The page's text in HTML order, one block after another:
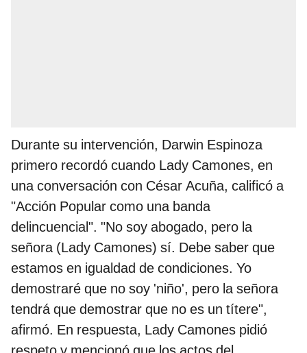
Durante su intervención, Darwin Espinoza
primero recordó cuando Lady Camones, en
una conversación con César Acuña, calificó a
"Acción Popular como una banda
delincuencial". "No soy abogado, pero la
señora (Lady Camones) sí. Debe saber que
estamos en igualdad de condiciones. Yo
demostraré que no soy 'niño', pero la señora
tendrá que demostrar que no es un títere",
afirmó. En respuesta, Lady Camones pidió